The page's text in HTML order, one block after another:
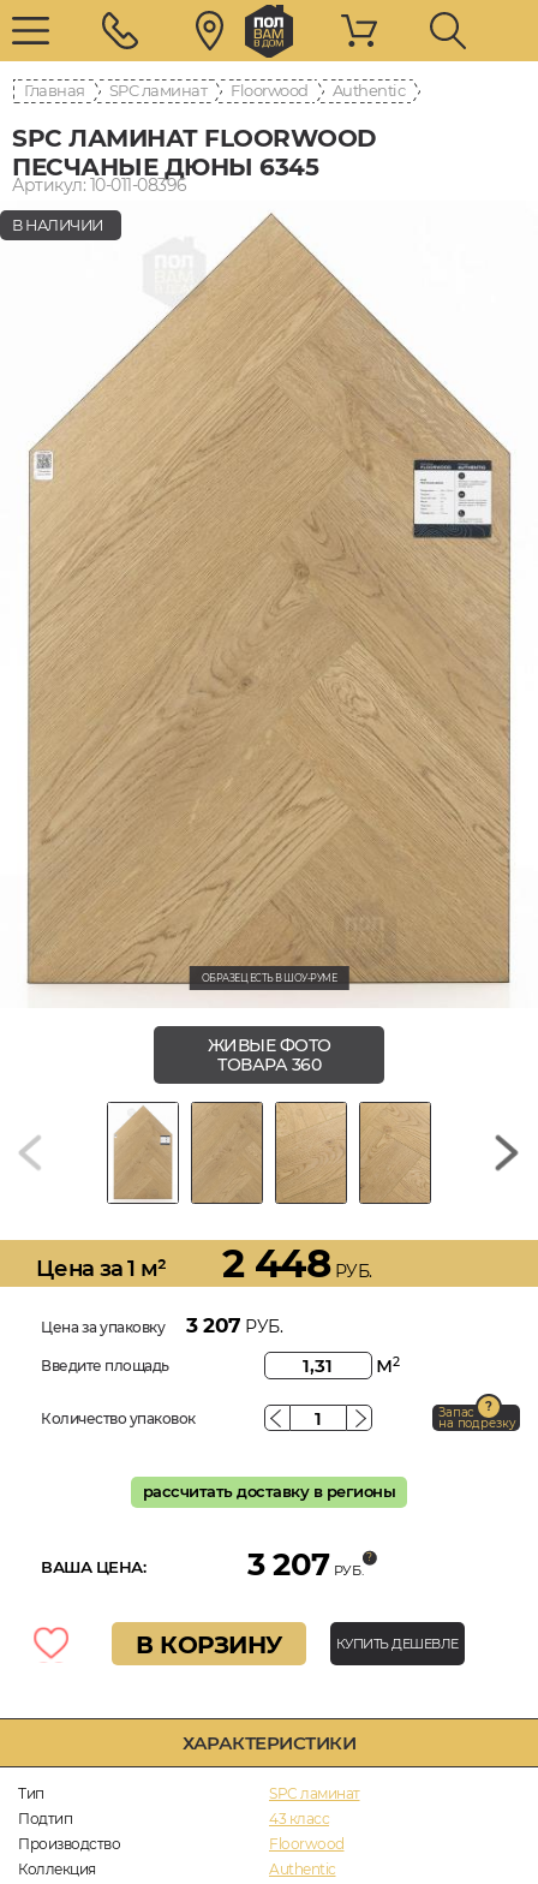
Главная SPC ламинат Floorwood Authentic
SPC ЛАМИНАТ FLOORWOOD
ПЕСЧАНЫЕ ДЮНЫ 6345
Артикул: 10-011-08396
ХАРАКТЕРИСТИКИ
Тип
SPC ламинат
Подтип
43 класс
Производство
Floorwood
Коллекция
Authentic
В НАЛИЧИИ
ОБРАЗЕЦ ЕСТЬ В ШОУ-РУМЕ
ЖИВЫЕ ФОТО
ТОВАРА 360
Цена за 1 м² 2 448РУБ.
Цена за упаковку 3 207 РУБ.
Введите площадь м2
Количество упаковок Запас
на подрезку
рассчитать доставку в регионы
ВАША ЦЕНА: 3 207 РУБ.
В КОРЗИНУ КУПИТЬ ДЕШЕВЛЕ